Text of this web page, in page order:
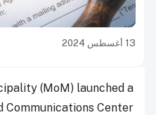
13 أغسطس 2024
(MoM) launched a
Communications Center